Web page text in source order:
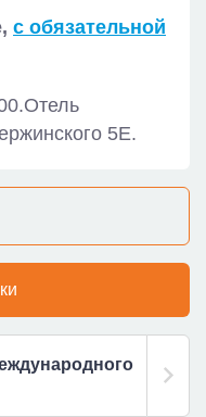
с обязательной
5Е.